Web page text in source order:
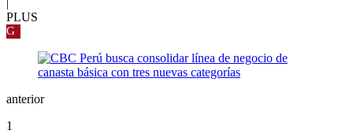
PLUS
G
anterior
1